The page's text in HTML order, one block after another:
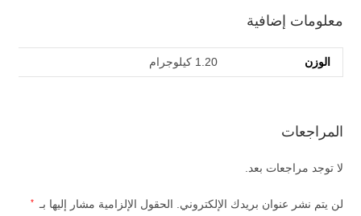
معلومات إضافية
الوزن 1.20 كيلوجرام
المراجعات
لا توجد مراجعات بعد.
لن يتم نشر عنوان بريدك الإلكتروني. الحقول الإلزامية مشار إليها بـ *